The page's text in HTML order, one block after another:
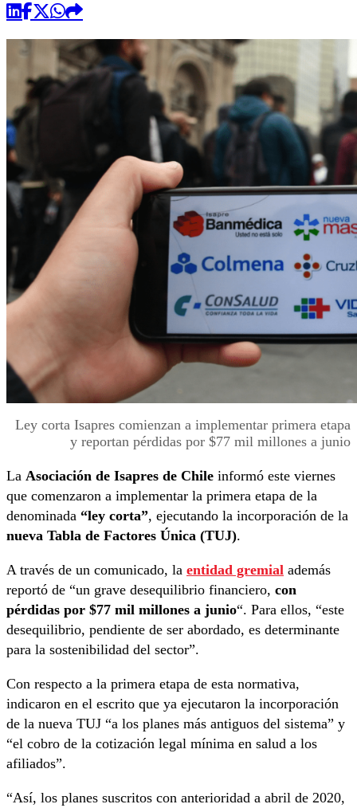
Ley corta Isapres comienzan a implementar primera etapa
y reportan pérdidas por $77 mil millones a junio
La Asociación de Isapres de Chile informó este viernes
que comenzaron a implementar la primera etapa de la
denominada “ley corta”, ejecutando la incorporación de la
nueva Tabla de Factores Única (TUJ).
A través de un comunicado, la entidad gremial además
reportó de “un grave desequilibrio financiero, con
pérdidas por $77 mil millones a junio“. Para ellos, “este
desequilibrio, pendiente de ser abordado, es determinante
para la sostenibilidad del sector”.
Con respecto a la primera etapa de esta normativa,
indicaron en el escrito que ya ejecutaron la incorporación
de la nueva TUJ “a los planes más antiguos del sistema” y
“el cobro de la cotización legal mínima en salud a los
afiliados”.
“Así, los planes suscritos con anterioridad a abril de 2020,